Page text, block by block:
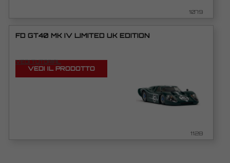
1079
FD GT40 MK IV LIMITED UK EDITION
VEDI TUTORIAL
VEDI IL PRODOTTO
1128